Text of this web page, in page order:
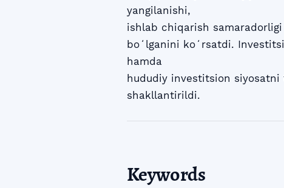
yangilanishi,
ishlab chiqarish
boʻlganini koʻrsatdi.
hamda
hududiy investitsion
shakllantirildi.
Keywords